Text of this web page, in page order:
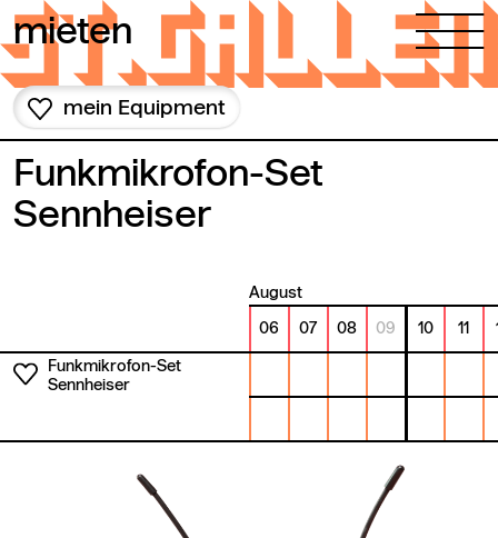
Zum Inhalt springen
mieten
mein Equipment
Funkmikrofon-Set
Sennheiser
August
06 07 08 09 10 11
Funkmikrofon-Set
Sennheiser